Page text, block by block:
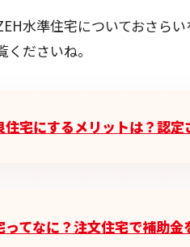
水準住宅についておさら
ださいね。
住宅にするメリットは？認
ってなに？注文住宅で補助